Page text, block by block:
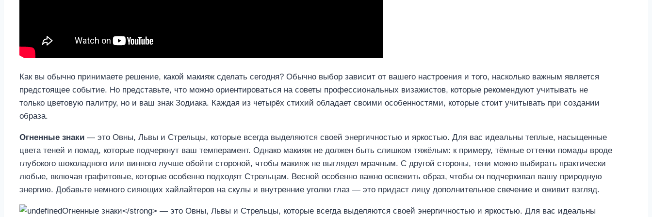
Как вы обычно принимаете решение, какой макияж сделать сегодня? Обычно выбор зависит от вашего настроения и того, насколько важным является
предстоящее событие. Но представьте, что можно ориентироваться на советы профессиональных визажистов, которые рекомендуют учитывать не
только цветовую палитру, но и ваш знак Зодиака. Каждая из четырёх стихий обладает своими особенностями, которые стоит учитывать при создании
образа.
Огненные знаки — это Овны, Львы и Стрельцы, которые всегда выделяются своей энергичностью и яркостью. Для вас идеальны теплые, насыщенные
цвета теней и помад, которые подчеркнут ваш темперамент. Однако макияж не должен быть слишком тяжёлым: к примеру, тёмные оттенки помады вроде
глубокого шоколадного или винного лучше обойти стороной, чтобы макияж не выглядел мрачным. С другой стороны, тени можно выбирать практически
любые, включая графитовые, которые особенно подходят Стрельцам. Весной особенно важно освежить образ, чтобы он подчеркивал вашу природную
энергию. Добавьте немного сияющих хайлайтеров на скулы и внутренние уголки глаз — это придаст лицу дополнительное свечение и оживит взгляд.